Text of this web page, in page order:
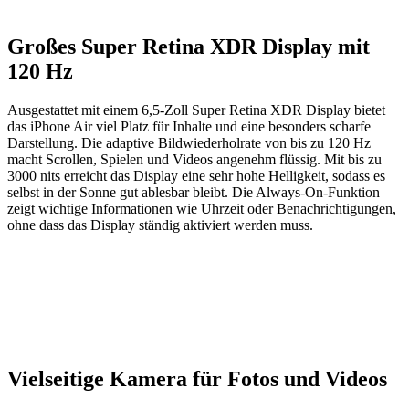
Großes Super Retina XDR Display mit
120 Hz
Ausgestattet mit einem 6,5-Zoll Super Retina XDR Display bietet
das iPhone Air viel Platz für Inhalte und eine besonders scharfe
Darstellung. Die adaptive Bildwiederholrate von bis zu 120 Hz
macht Scrollen, Spielen und Videos angenehm flüssig. Mit bis zu
3000 nits erreicht das Display eine sehr hohe Helligkeit, sodass es
selbst in der Sonne gut ablesbar bleibt. Die Always-On-Funktion
zeigt wichtige Informationen wie Uhrzeit oder Benachrichtigungen,
ohne dass das Display ständig aktiviert werden muss.
Vielseitige Kamera für Fotos und Videos